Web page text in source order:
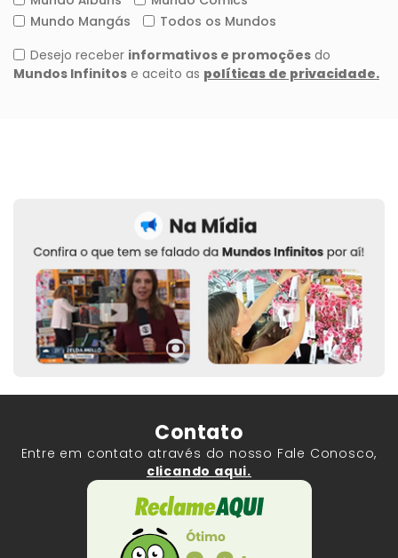
Contato
Entre em contato através do nosso Fale Conosco,
clicando aqui.